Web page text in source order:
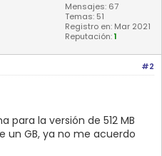
Mensajes: 67
Temas: 51
Registro en: Mar 2021
Reputación:1
#2
para la versión de 512 MB
un GB, ya no me acuerdo